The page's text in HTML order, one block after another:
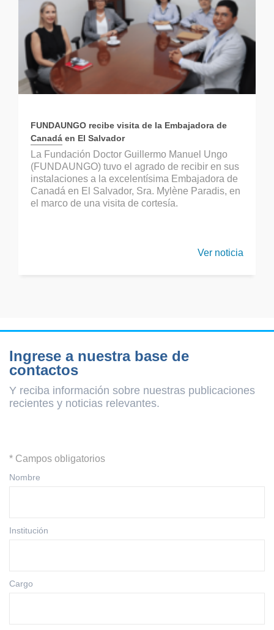
FUNDAUNGO recibe visita de la Embajadora de
Canadá en El Salvador
La Fundación Doctor Guillermo Manuel Ungo
(FUNDAUNGO) tuvo el agrado de recibir en sus
instalaciones a la excelentísima Embajadora de
Canadá en El Salvador, Sra. Mylène Paradis, en
el marco de una visita de cortesía.
Ver noticia
Ingrese a nuestra base de
contactos
Y reciba información sobre nuestras publicaciones
recientes y noticias relevantes.
* Campos obligatorios
Nombre
Institución
Cargo